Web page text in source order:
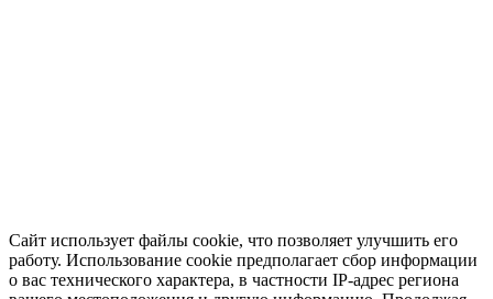
Сайт использует файлы cookie, что позволяет улучшить его
работу. Использование cookie предполагает сбор информации
о вас технического характера, в частности IP-адрес региона